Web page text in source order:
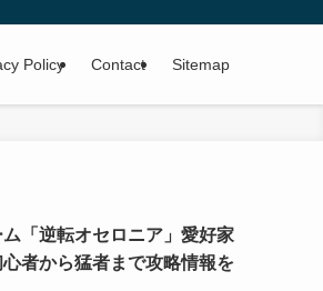
Policy Contact Sitemap
ム「逆転オセロニア」愛好家
者から猛者まで攻略情報を